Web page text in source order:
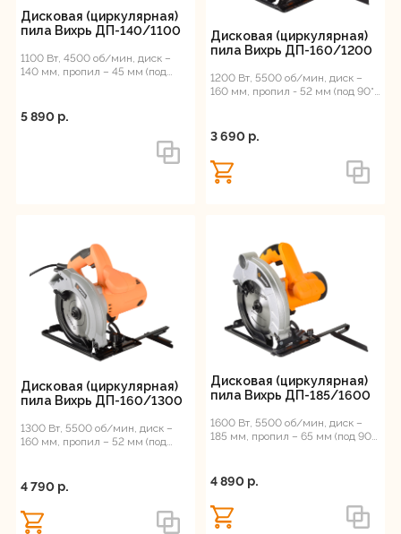
Дисковая (циркулярная)
пила Вихрь ДП-140/1100
1100 Вт, 4500 об/мин, диск –
140 мм, пропил – 45 мм (под
5 890 p.
Дисковая (циркулярная)
пила Вихрь ДП-160/1200
1200 Вт, 5500 об/мин, диск –
160 мм, пропил - 52 мм (под 90°),
3 690 p.
Дисковая (циркулярная)
пила Вихрь ДП-160/1300
1300 Вт, 5500 об/мин, диск –
160 мм, пропил – 52 мм (под
4 790 p.
Дисковая (циркулярная)
пила Вихрь ДП-185/1600
1600 Вт, 5500 об/мин, диск –
185 мм, пропил – 65 мм (под 90°),
4 890 p.
4500
5500
Глубина пропила под углом
отверстия диска, мм
Регистрация